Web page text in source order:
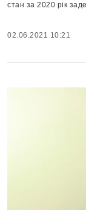
стан за 2020 рік
02.06.2021 10:21